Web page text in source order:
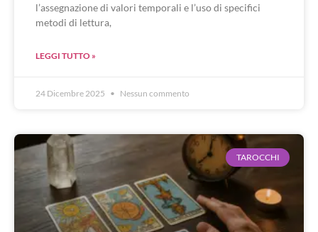
l’assegnazione di valori temporali e l’uso di specifici
metodi di lettura,
LEGGI TUTTO »
24 Dicembre 2025 Nessun commento
TAROCCHI